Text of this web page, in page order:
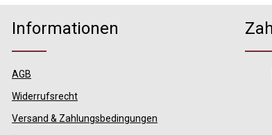
Informationen
AGB
Widerrufsrecht
Versand & Zahlungsbedingungen